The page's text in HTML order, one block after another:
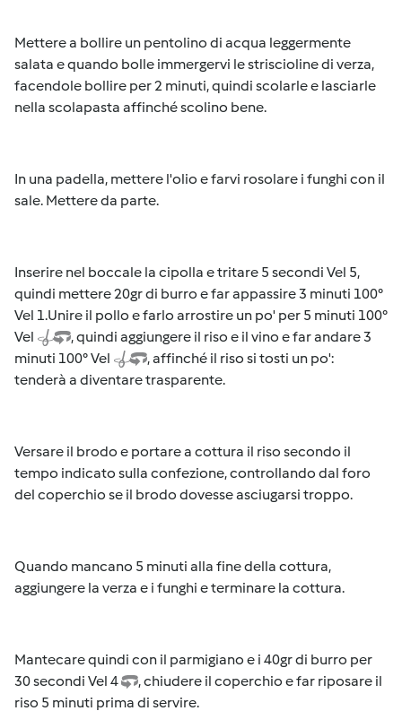
Mettere a bollire un pentolino di acqua leggermente
salata e quando bolle immergervi le striscioline di verza,
facendole bollire per 2 minuti, quindi scolarle e lasciarle
nella scolapasta affinché scolino bene.
In una padella, mettere l'olio e farvi rosolare i funghi con il
sale. Mettere da parte.
Inserire nel boccale la cipolla e tritare 5 secondi Vel 5,
quindi mettere 20gr di burro e far appassire 3 minuti 100°
Vel 1.Unire il pollo e farlo arrostire un po' per 5 minuti 100°
Vel
, quindi aggiungere il riso e il vino e far andare 3
minuti 100° Vel
, affinché il riso si tosti un po':
tenderà a diventare trasparente.
Versare il brodo e portare a cottura il riso secondo il
tempo indicato sulla confezione, controllando dal foro
del coperchio se il brodo dovesse asciugarsi troppo.
Quando mancano 5 minuti alla fine della cottura,
aggiungere la verza e i funghi e terminare la cottura.
Mantecare quindi con il parmigiano e i 40gr di burro per
30 secondi Vel 4
, chiudere il coperchio e far riposare il
riso 5 minuti prima di servire.